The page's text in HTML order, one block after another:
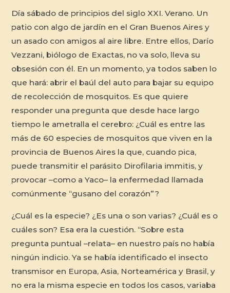
Día sábado de principios del siglo XXI. Verano. Un
patio con algo de jardín en el Gran Buenos Aires y
un asado con amigos al aire libre. Entre ellos, Darío
Vezzani, biólogo de Exactas, no va solo, lleva su
obsesión con él. En un momento, ya todos saben lo
que hará: abrir el baúl del auto para bajar su equipo
de recolección de mosquitos. Es que quiere
responder una pregunta que desde hace largo
tiempo le ametralla el cerebro: ¿Cuál es entre las
más de 60 especies de mosquitos que viven en la
provincia de Buenos Aires la que, cuando pica,
puede transmitir el parásito Dirofilaria immitis, y
provocar –como a Yaco– la enfermedad llamada
comúnmente “gusano del corazón”?
¿Cuál es la especie? ¿Es una o son varias? ¿Cuál es o
cuáles son? Esa era la cuestión. “Sobre esta
pregunta puntual –relata– en nuestro país no había
ningún indicio. Ya se había identificado el insecto
transmisor en Europa, Asia, Norteamérica y Brasil, y
no era la misma especie en todos los casos, variaba